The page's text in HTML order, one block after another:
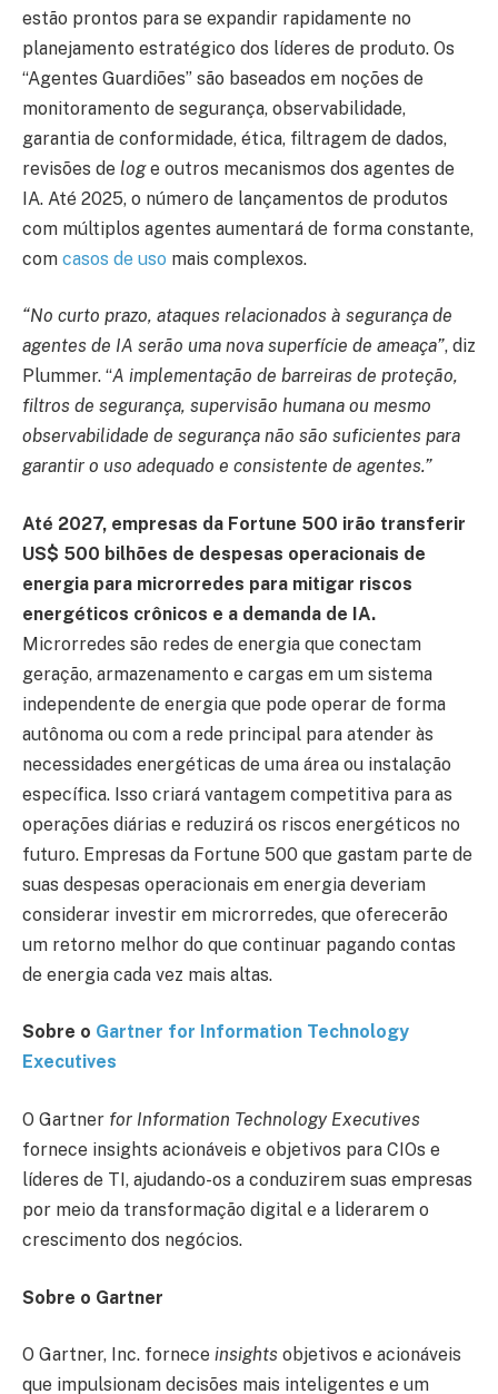
estão prontos para se expandir rapidamente no
planejamento estratégico dos líderes de produto. Os
“Agentes Guardiões” são baseados em noções de
monitoramento de segurança, observabilidade,
garantia de conformidade, ética, filtragem de dados,
revisões de loge outros mecanismos dos agentes de
IA. Até 2025, o número de lançamentos de produtos
com múltiplos agentes aumentará de forma constante,
com casos de uso mais complexos.
“No curto prazo, ataques relacionados à segurança de
agentes de IA serão uma nova superfície de ameaça”, diz
Plummer. “A implementação de barreiras de proteção,
filtros de segurança, supervisão humana ou mesmo
observabilidade de segurança não são suficientes para
garantir o uso adequado e consistente de agentes.”
Até 2027, empresas da Fortune 500 irão transferir
US$ 500 bilhões de despesas operacionais de
energia para microrredes para mitigar riscos
energéticos crônicos e a demanda de IA.
Microrredes são redes de energia que conectam
geração, armazenamento e cargas em um sistema
independente de energia que pode operar de forma
autônoma ou com a rede principal para atender às
necessidades energéticas de uma área ou instalação
específica. Isso criará vantagem competitiva para as
operações diárias e reduzirá os riscos energéticos no
futuro. Empresas da Fortune 500 que gastam parte de
suas despesas operacionais em energia deveriam
considerar investir em microrredes, que oferecerão
um retorno melhor do que continuar pagando contas
de energia cada vez mais altas.
Sobre o Gartner for Information Technology
Executives
O Gartner for Information Technology Executives
fornece insights acionáveis e objetivos para CIOs e
líderes de TI, ajudando-os a conduzirem suas empresas
por meio da transformação digital e a liderarem o
crescimento dos negócios.
Sobre o Gartner
O Gartner, Inc. fornece insights objetivos e acionáveis
que impulsionam decisões mais inteligentes e um